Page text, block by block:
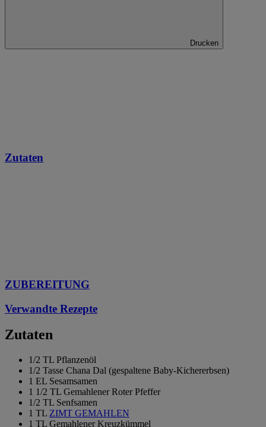
Drucken
Zutaten
ZUBEREITUNG
Verwandte Rezepte
Zutaten
1/2 TL Pflanzenöl
1/2 Tasse Chana Dal (gespaltene Baby-Kichererbsen)
1 EL Sesamsamen
1 1/2 TL Gemahlener Roter Pfeffer
1/2 TL Senfsamen
1 TL ZIMT GEMAHLEN
1 TL Gemahlener Kreuzkümmel